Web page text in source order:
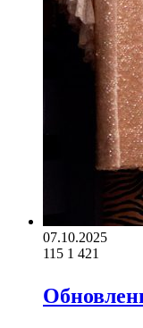
07.10.2025
115 1 421